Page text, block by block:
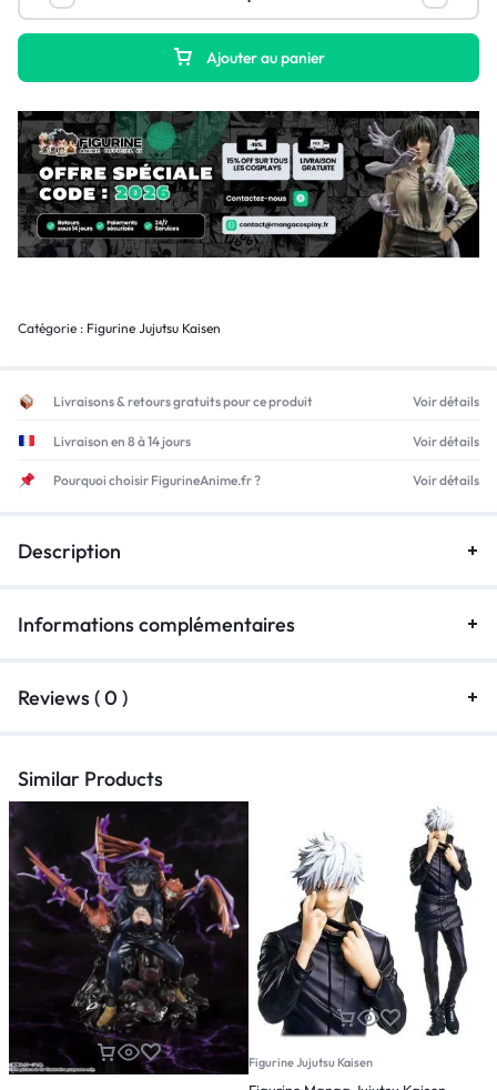
Ajouter au panier
Catégorie : Figurine Jujutsu Kaisen
Livraisons & retours gratuits pour ce produit Voir détails
Livraison en 8 à 14 jours Voir détails
Pourquoi choisir FigurineAnime.fr ? Voir détails
Description
Informations complémentaires
Reviews ( 0 )
Similar Products
Figurine Jujutsu Kaisen